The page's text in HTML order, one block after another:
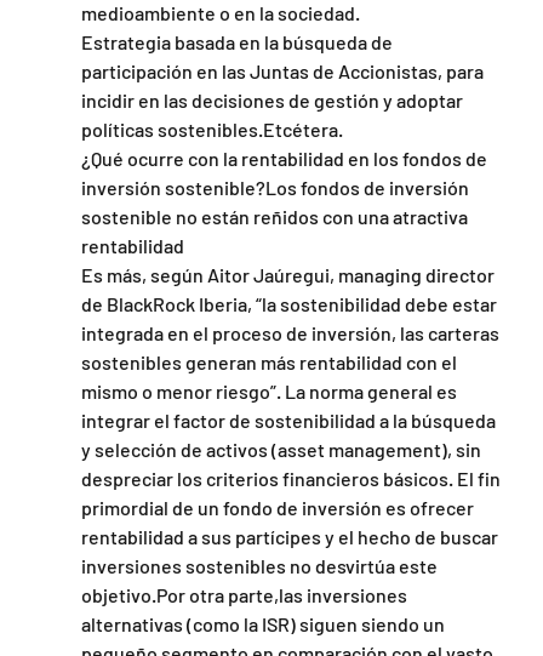
medioambiente o en la sociedad.
Estrategia basada en la búsqueda de
participación en las Juntas de Accionistas, para
incidir en las decisiones de gestión y adoptar
políticas sostenibles.Etcétera.
¿Qué ocurre con la rentabilidad en los fondos de
inversión sostenible?Los fondos de inversión
sostenible no están reñidos con una atractiva
rentabilidad
Es más, según Aitor Jaúregui, managing director
de BlackRock Iberia, “la sostenibilidad debe estar
integrada en el proceso de inversión, las carteras
sostenibles generan más rentabilidad con el
mismo o menor riesgo”. La norma general es
integrar el factor de sostenibilidad a la búsqueda
y selección de activos (asset management), sin
despreciar los criterios financieros básicos. El fin
primordial de un fondo de inversión es ofrecer
rentabilidad a sus partícipes y el hecho de buscar
inversiones sostenibles no desvirtúa este
objetivo.Por otra parte,las inversiones
alternativas (como la ISR) siguen siendo un